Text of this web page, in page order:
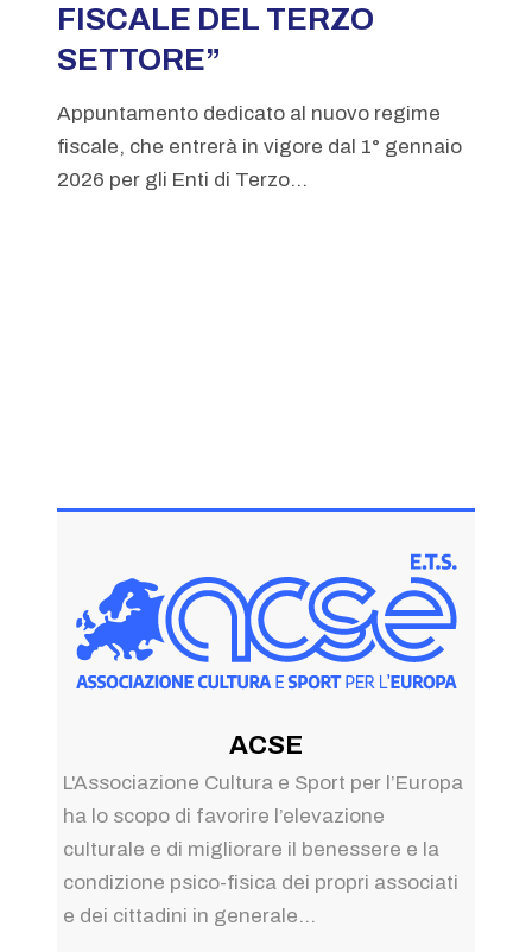
FISCALE DEL TERZO
SETTORE”
Appuntamento dedicato al nuovo regime
fiscale, che entrerà in vigore dal 1° gennaio
2026 per gli Enti di Terzo...
ACSE
L'Associazione Cultura e Sport per l’Europa
ha lo scopo di favorire l’elevazione
culturale e di migliorare il benessere e la
condizione psico-fisica dei propri associati
e dei cittadini in generale...